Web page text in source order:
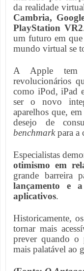
da realidade
Cambria,
PlayStation VR2
um futuro em
mundo virtual se
A Apple tem
revolucionários
como iPod, iPad
ser o novo
aparelhos que,
desejo de
benchmarkpara a
Especialistas
otimismo em
grande barreira
lançamento e
aplicativos.
Historicamente,
tornar mais
prever quando o
mais palatável ao